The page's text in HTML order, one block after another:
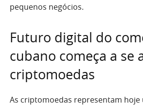
pequenos negócios.
Futuro digital do
cubano começa a se
criptomoedas
As criptomoedas representam hoje